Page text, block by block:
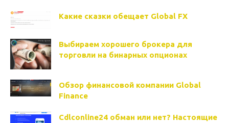
Какие сказки обещает Global FX
Выбираем хорошего брокера для
торговли на бинарных опционах
Обзор финансовой компании Global
Finance
Cdlconline24 обман или нет? Настоящие